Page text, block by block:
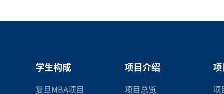
学生构成
复旦MBA项目
项目介绍
项目总览 项